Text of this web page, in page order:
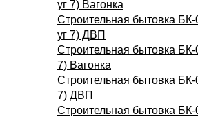
уг 7) Вагонка
Строительная бытовка
уг 7) ДВП
Строительная бытовка
7) Вагонка
Строительная бытовка
7) ДВП
Строительная бытовка